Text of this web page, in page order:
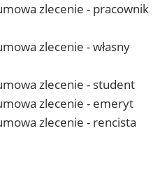
zlecenie - pracownik
zlecenie - własny
zlecenie - student
zlecenie - emeryt
zlecenie - rencista